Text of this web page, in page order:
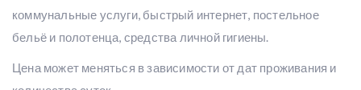
коммунальные услуги, быстрый интернет, постельное
бельё и полотенца, средства личной гигиены.
Цена может меняться в зависимости от дат проживания и